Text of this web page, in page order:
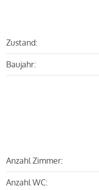
Zustand:
Baujahr:
Anzahl Zimmer:
Anzahl WC: